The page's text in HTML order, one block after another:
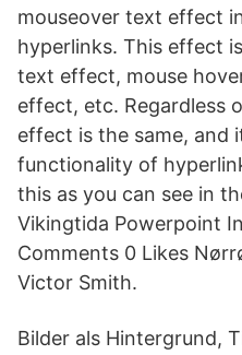
mouseover text effect
hyperlinks. This effect
text effect, mouse
effect, etc. Regardless
effect is the same, and
functionality of
this as you can see in
Vikingtida Powerpoint
Comments 0 Likes
Victor Smith.
Bilder als Hintergrund,